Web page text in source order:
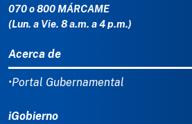
070 o 800 MÁRCAME
(Lun. a Vie. 8 a.m. a 4 p.m.)
Acerca de
•Portal Gubernamental
iGobierno